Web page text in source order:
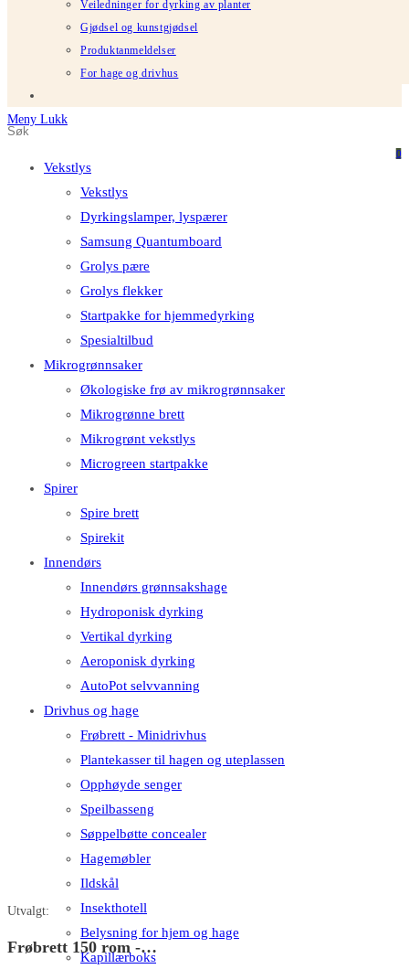
Veiledninger for dyrking av planter
Gjødsel og kunstgjødsel
Produktanmeldelser
For hage og drivhus
0
Meny Lukk
Søk
å
lukke
Vekstlys
Vekstlys
Dyrkingslamper, lyspærer
Samsung Quantumboard
Grolys pære
Grolys flekker
Startpakke for hjemmedyrking
Spesialtilbud
Mikrogrønnsaker
Økologiske frø av mikrogrønnsaker
Mikrogrønne brett
Mikrogrønt vekstlys
Microgreen startpakke
Spirer
Spire brett
Spirekit
Innendørs
Innendørs grønnsakshage
Hydroponisk dyrking
Vertikal dyrking
Aeroponisk dyrking
AutoPot selvvanning
Drivhus og hage
Frøbrett - Minidrivhus
Plantekasser til hagen og uteplassen
Opphøyde senger
Speilbasseng
Søppelbøtte concealer
Hagemøbler
Ildskål
Insekthotell
Belysning for hjem og hage
Kapillærboks
Utvalgt:
Frøbrett 150 rom -…